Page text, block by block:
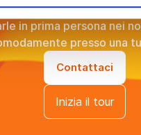
per scoprire tutte le
in prima persona nei
presso una
Contattaci
Inizia il tour